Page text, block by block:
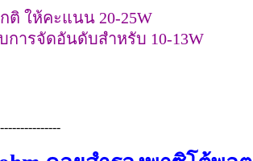
ติ ให้คะแนน 20-25W
การจัดอันดับสำหรับ 10-13W